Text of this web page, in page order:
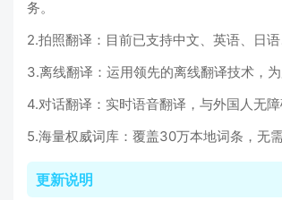
务。
2.拍照翻译：目前已支持中文、英语、日
3.离线翻译：运用领先的离线翻译技术，
4.对话翻译：实时语音翻译，与外国人无
5.海量权威词库：覆盖30万本地词条，无
更新说明